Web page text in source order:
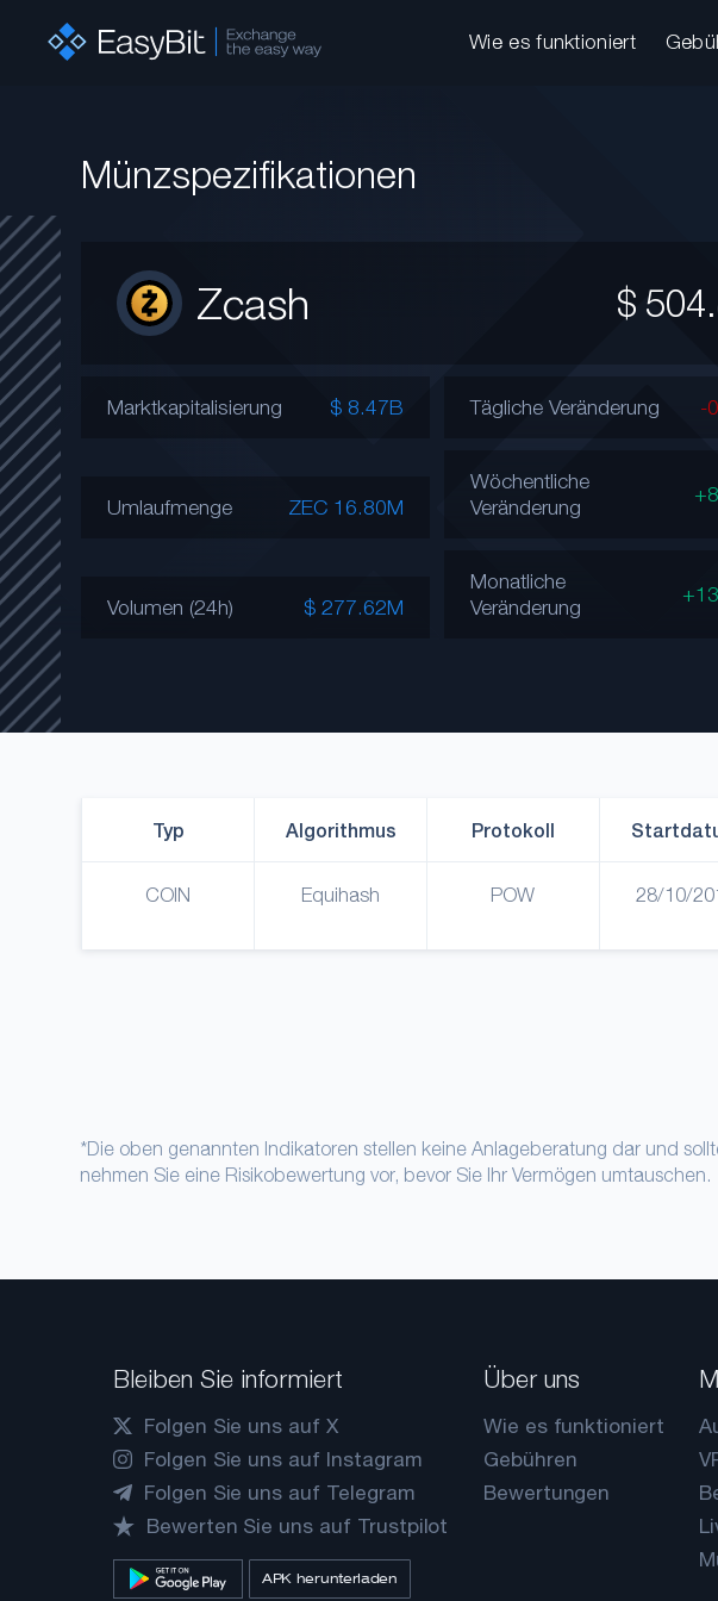
Wie es funktioniert
Münzspezifikationen
Zcash $
Marktkapitalisierung $ 8.47B
Umlaufmenge ZEC 16.80M
Volumen (24h) $ 277.62M
Tägliche Veränderung -
Wöchentliche
Veränderung
Monatliche
Veränderung
Typ
COIN
Algorithmus
Equihash
Protokoll
POW 28/10/
*Die oben genannten Indikatoren stellen keine Anlageberatung dar und
nehmen Sie eine Risikobewertung vor, bevor Sie Ihr Vermögen umtauschen.
Bleiben Sie informiert
Folgen Sie uns auf X
Folgen Sie uns auf Instagram
Folgen Sie uns auf Telegram
Bewerten Sie uns auf Trustpilot
APK herunterladen
Über uns
Wie es funktioniert
Gebühren
Bewertungen